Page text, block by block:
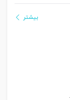
بیشتر